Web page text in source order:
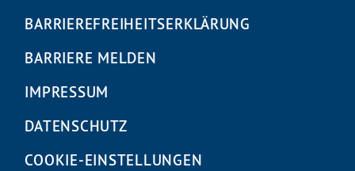
BARRIEREFREIHEITS­ERKLÄRUNG
BARRIERE MELDEN
IMPRESSUM
DATENSCHUTZ
COOKIE-EINSTELLUNGEN